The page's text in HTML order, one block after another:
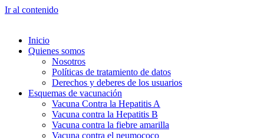
Ir al contenido
Inicio
Quienes somos
Nosotros
Políticas de tratamiento de datos
Derechos y deberes de los usuarios
Esquemas de vacunación
Vacuna Contra la Hepatitis A
Vacuna contra la Hepatitis B
Vacuna contra la fiebre amarilla
Vacuna contra el neumococo